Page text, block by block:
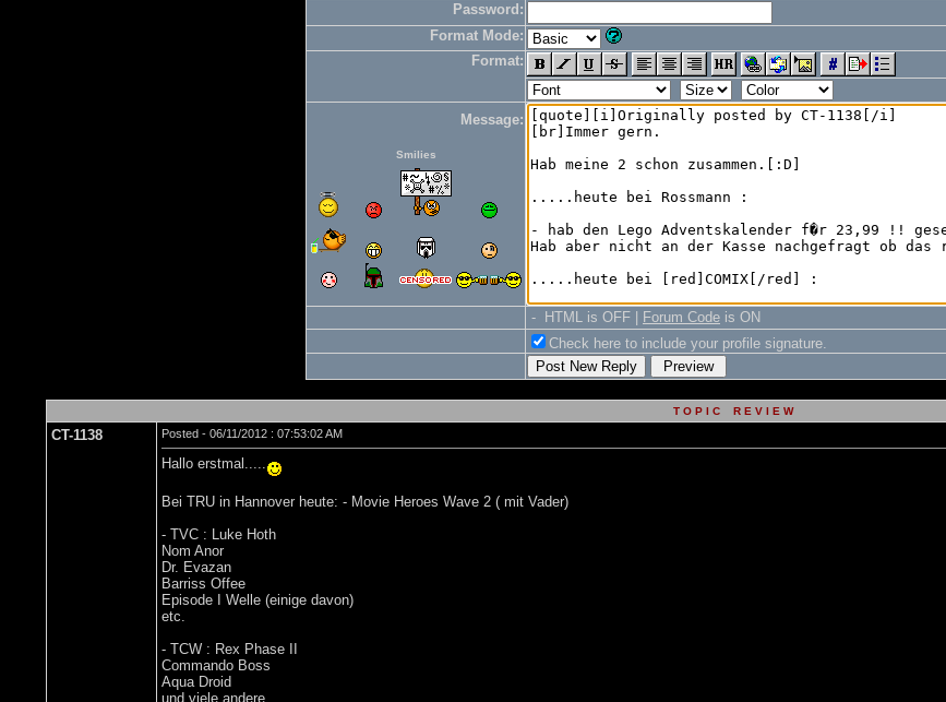
Password:
Format Mode:
Format:
Message:
Smilies
- HTML is OFF | Forum Code is ON
Check here to include your profile signature.
T O P I C R E V I E W
CT-1138 Posted - 06/11/2012 : 07:53:02 AM
Hallo erstmal.....
Bei TRU in Hannover heute: - Movie Heroes Wave 2 ( mit Vader)
- TVC : Luke Hoth
Nom Anor
Dr. Evazan
Barriss Offee
Episode I Welle (einige davon)
etc.
- TCW : Rex Phase II
Commando Boss
Aqua Droid
und viele andere.